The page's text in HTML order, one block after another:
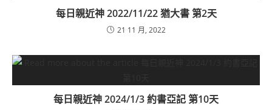
每日親近神 2022/11/22 猶大書 第2天
21 11 月, 2022
每日親近神 2024/1/3 約書亞記 第10天